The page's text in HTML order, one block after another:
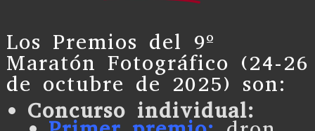
Los Premios del 9º
Maratón Fotográfico (24-26
de octubre de 2025) son:
Concurso individual: